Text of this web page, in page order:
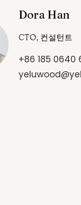
Dora Han
CTO, 컨설턴트
+86 185 0640